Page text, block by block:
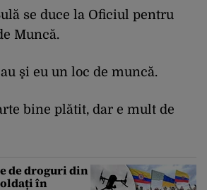
se duce la Oficiul pentru
Muncă.
şi eu un loc de muncă.
bine plătit, dar e mult de
de droguri din
în